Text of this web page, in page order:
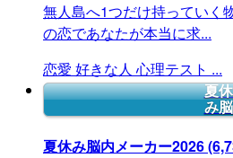
無人島へ1つだけ持っていく
の恋であなたが本当に求...
恋愛 好きな人 心理テスト ...
夏休
み脳
夏休み脳内メーカー2026